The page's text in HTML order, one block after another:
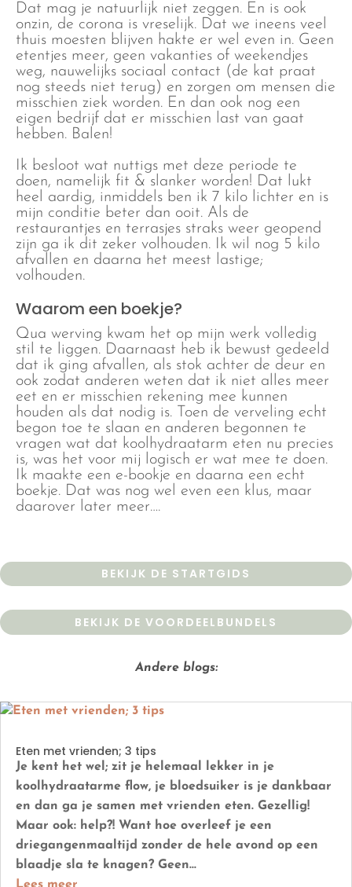
Dat mag je natuurlijk niet zeggen. En is ook
onzin, de corona is vreselijk. Dat we ineens veel
thuis moesten blijven hakte er wel even in. Geen
etentjes meer, geen vakanties of weekendjes
weg, nauwelijks sociaal contact (de kat praat
nog steeds niet terug) en zorgen om mensen die
misschien ziek worden. En dan ook nog een
eigen bedrijf dat er misschien last van gaat
hebben. Balen!
Ik besloot wat nuttigs met deze periode te
doen, namelijk fit & slanker worden! Dat lukt
heel aardig, inmiddels ben ik 7 kilo lichter en is
mijn conditie beter dan ooit. Als de
restaurantjes en terrasjes straks weer geopend
zijn ga ik dit zeker volhouden. Ik wil nog 5 kilo
afvallen en daarna het meest lastige;
volhouden.
Waarom een boekje?
Qua werving kwam het op mijn werk volledig
stil te liggen. Daarnaast heb ik bewust gedeeld
dat ik ging afvallen, als stok achter de deur en
ook zodat anderen weten dat ik niet alles meer
eet en er misschien rekening mee kunnen
houden als dat nodig is. Toen de verveling echt
begon toe te slaan en anderen begonnen te
vragen wat dat koolhydraatarm eten nu precies
is, was het voor mij logisch er wat mee te doen.
Ik maakte een e-bookje en daarna een echt
boekje. Dat was nog wel even een klus, maar
daarover later meer….
BEKIJK DE STARTGIDS
BEKIJK DE VOORDEELBUNDELS
Andere blogs:
Eten met vrienden; 3 tips
Je kent het wel; zit je helemaal lekker in je
koolhydraatarme flow, je bloedsuiker is je dankbaar
en dan ga je samen met vrienden eten. Gezellig!
Maar ook: help?! Want hoe overleef je een
driegangenmaaltijd zonder de hele avond op een
blaadje sla te knagen? Geen...
Lees meer